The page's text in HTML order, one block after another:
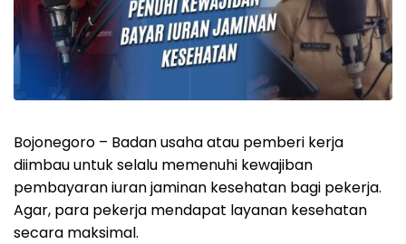
Bojonegoro – Badan usaha atau pemberi kerja
diimbau untuk selalu memenuhi kewajiban
pembayaran iuran jaminan kesehatan bagi pekerja.
Agar, para pekerja mendapat layanan kesehatan
secara maksimal.